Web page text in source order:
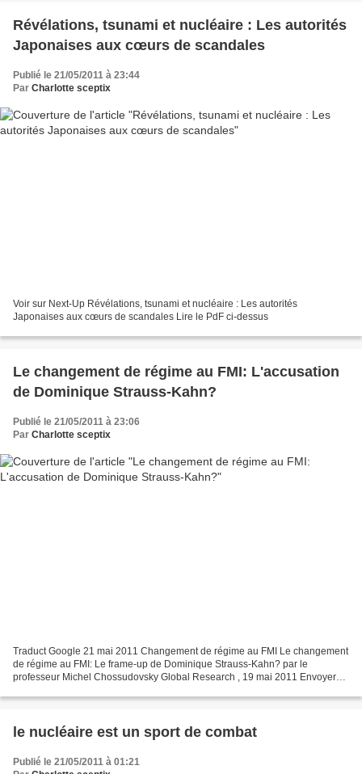
Révélations, tsunami et nucléaire : Les autorités
Japonaises aux cœurs de scandales
Publié le 21/05/2011 à 23:44
Par Charlotte sceptix
Voir sur Next-Up Révélations, tsunami et nucléaire : Les autorités
Japonaises aux cœurs de scandales Lire le PdF ci-dessus
Le changement de régime au FMI: L'accusation
de Dominique Strauss-Kahn?
Publié le 21/05/2011 à 23:06
Par Charlotte sceptix
Traduct Google 21 mai 2011 Changement de régime au FMI Le changement
de régime au FMI: Le frame-up de Dominique Strauss-Kahn? par le
professeur Michel Chossudovsky Global Research , 19 mai 2011 Envoyer
le nucléaire est un sport de combat
Publié le 21/05/2011 à 01:21